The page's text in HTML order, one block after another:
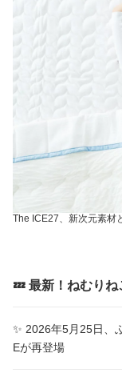
The ICE27、新次元素材
💤 最新！ねむりね
✨ 2026年5月25日、
Eが再登場